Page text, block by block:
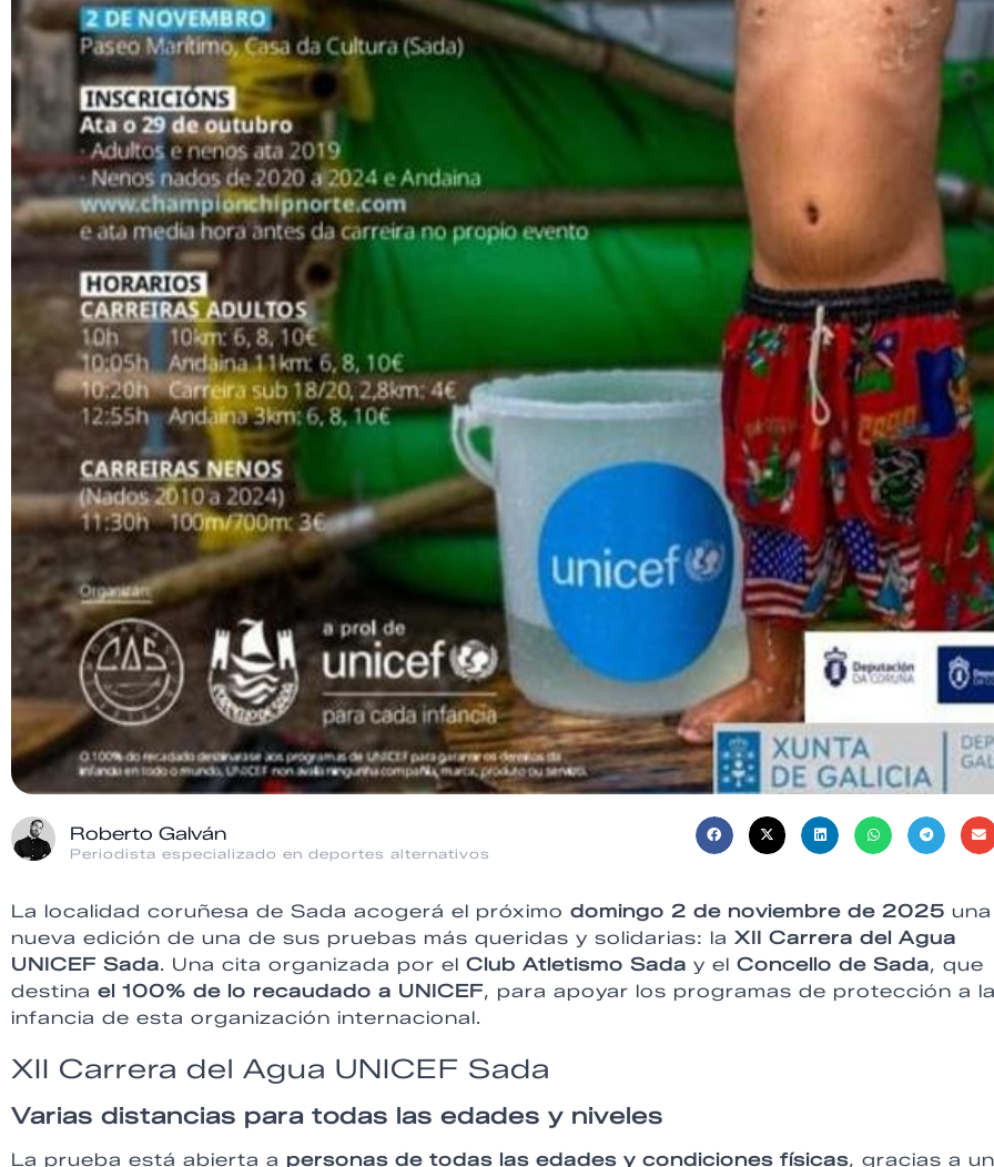
Roberto Galván
Periodista especializado en deportes alternativos
La localidad coruñesa de Sada acogerá el próximo domingo 2 de noviembre de 2025 una
nueva edición de una de sus pruebas más queridas y solidarias: la XII Carrera del Agua
UNICEF Sada. Una cita organizada por el Club Atletismo Sada y el Concello de Sada, que
destina el 100% de lo recaudado a UNICEF, para apoyar los programas de protección a
infancia de esta organización internacional.
XII Carrera del Agua UNICEF Sada
Varias distancias para todas las edades y niveles
La prueba está abierta a personas de todas las edades y condiciones físicas, gracias a un